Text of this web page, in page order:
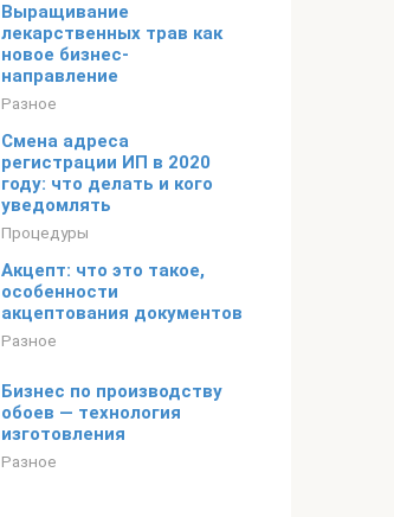
Выращивание
лекарственных трав как
новое бизнес-
направление
Разное
Смена адреса
регистрации ИП в 2020
году: что делать и кого
уведомлять
Процедуры
Акцепт: что это такое,
особенности
акцептования документов
Разное
Бизнес по производству
обоев — технология
изготовления
Разное